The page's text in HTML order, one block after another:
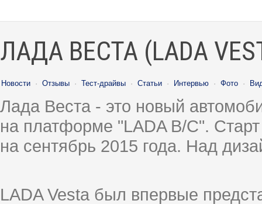
ЛАДА ВЕСТА (LADA
Новости · Отзывы · Тест-драйвы · Статьи · Интервью · Фото ·
Лада Веста - это новый
на платформе "LADA B/C".
на сентябрь 2015 года. Над
LADA Vesta был впервые